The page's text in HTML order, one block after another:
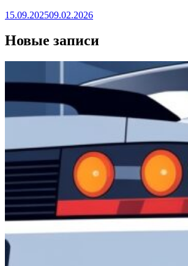
15.09.202509.02.2026
Новые записи